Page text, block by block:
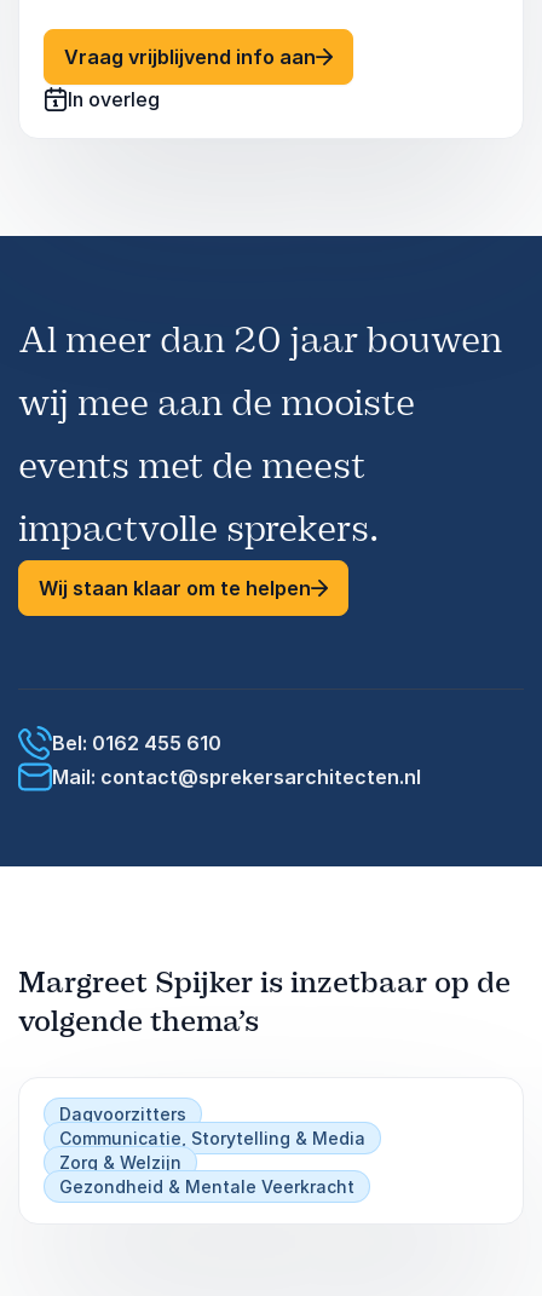
Vraag vrijblijvend info aan: Margreet Spijker
In overleg
Al meer dan 20 jaar bouwen
wij mee aan de mooiste
events met de meest
impactvolle sprekers.
Wij staan klaar om te helpen
Bel: 0162 455 610
Mail: contact@sprekersarchitecten.nl
Margreet Spijker is inzetbaar op de
volgende thema’s
Dagvoorzitters
Communicatie, Storytelling & Media
Zorg & Welzijn
Gezondheid & Mentale Veerkracht